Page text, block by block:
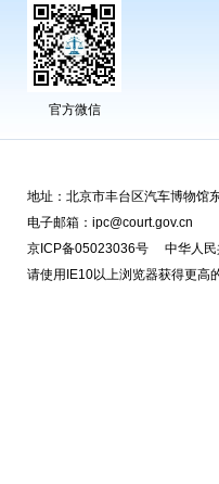
官方微信
地址：北京市丰台区汽车博物
电子邮箱：ipc@court.gov.cn
京ICP备05023036号 中华人民
请使用IE10以上浏览器获得更高